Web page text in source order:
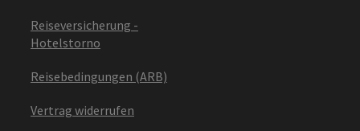
Reiseversicherung -
Hotelstorno
Reisebedingungen (ARB)
Vertrag widerrufen